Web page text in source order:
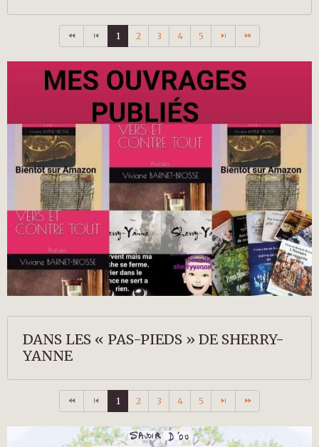
1 2 3 4 5
DANS LES « PAS-PIEDS » DE SHERRY-
YANNE
1 2 3 4 5